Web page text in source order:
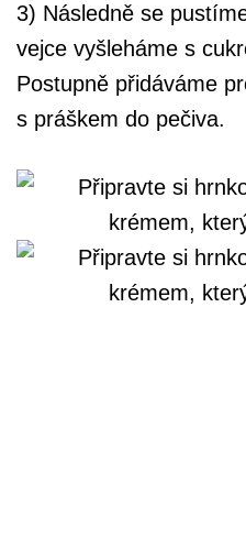
3) Následně se
vejce vyšleháme s
Postupně přidáváme
s práškem do pečiva.